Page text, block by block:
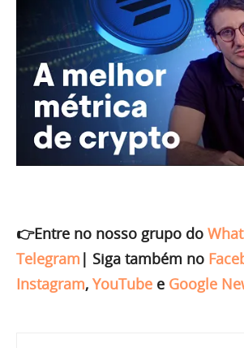
👉Entre no nosso grupo do
Telegram | Siga também no
Instagram, YouTube e Google